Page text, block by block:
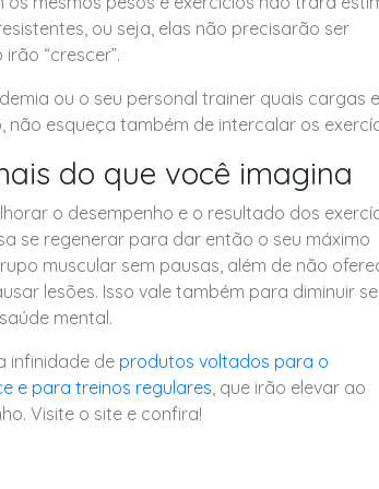
ou seja, elas não precisarão ser
“crescer”.
ou o seu personal trainer quais cargas
esqueça também de intercalar os
do que você imagina
o desempenho e o resultado dos
se regenerar para dar então o seu máximo
muscular sem pausas, além de não
lesões. Isso vale também para diminuir
mental.
infinidade de produtos voltados para o
e para treinos regulares , que irão elevar ao
Visite o site e confira!